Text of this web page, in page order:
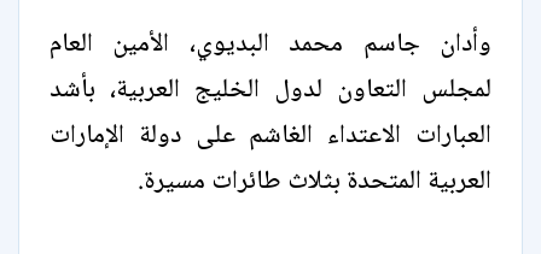
وأدان جاسم محمد البديوي، الأمين العام
لمجلس التعاون لدول الخليج العربية، بأشد
العبارات الاعتداء الغاشم على دولة الإمارات
العربية المتحدة بثلاث طائرات مسيرة.